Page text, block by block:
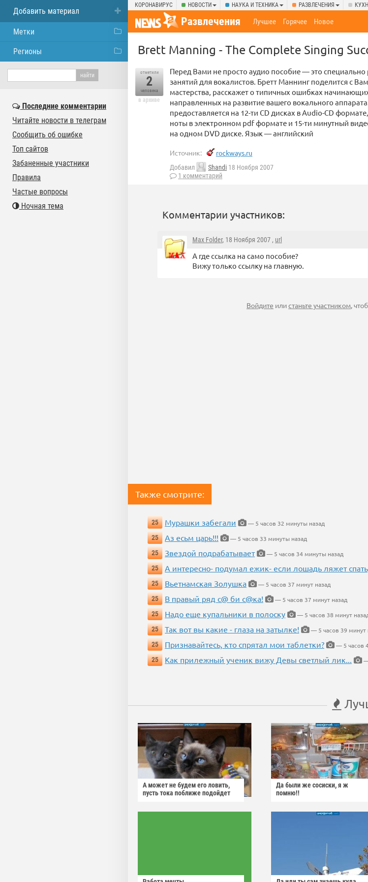
КОРОНАВИРУС НОВОСТИ НАУКА И ТЕХНИКА РАЗВЛЕЧЕНИЯ
Развлечения Лучшее Горячее Новое
Brett Manning - The Complete Singing
отметили
2
человека
в архиве
Перед Вами не просто аудио пособие — это
занятий для вокалистов. Бретт Маннинг поделится с
мастерства, расскажет о типичных ошибках
направленных на развитие вашего вокального
предоставляется на 12-ти CD дисках в Audio-CD
ноты в электронном pdf формате и 15-ти минутный
на одном DVD диске. Язык — английский
Источник: rockways.ru
Добавил Shandi 18 Ноября 2007
1 комментарий
Комментарии участников:
Max Folder, 18 Ноября 2007 , url
А где ссылка на само пособие?
Вижу только ссылку на главную.
Войдите илистаньте участником,
Также смотрите:
25 Мурашки забегали
— 5 часов 32 минуты назад
25
Аз есьм царь!!!
— 5 часов 33 минуты назад
25
Звездой подрабатывает
— 5 часов 34 минуты назад
25
А интересно- подумал ежик- если лошадь ляжет
25
Вьетнамская Золушка
— 5 часов 37 минут назад
25
В правый ряд с@ би с@ка!
— 5 часов 37 минут назад
25
Надо еще купальники в полоску
— 5 часов 38 минут
25
Так вот вы какие - глаза на затылке!
— 5 часов 39 минут
25
Признавайтесь, кто спрятал мои таблетки?
— 5 часов
25
Как прилежный ученик вижу Девы светлый лик...
А может не будем его ловить,
пусть тока поближе подойдет
Да были же сосиски, я ж
помню!!
Добавить материал
Метки
Регионы
Последние комментарии
Читайте новости в телеграм
Сообщить об ошибке
Топ сайтов
Забаненные участники
Правила
Частые вопросы
Ночная тема